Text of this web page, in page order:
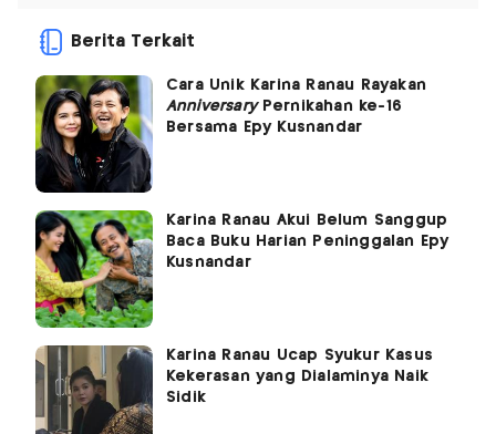
Berita Terkait
Cara Unik Karina Ranau Rayakan
AnniversaryPernikahan ke-16
Bersama Epy Kusnandar
Karina Ranau Akui Belum Sanggup
Baca Buku Harian Peninggalan Epy
Kusnandar
Karina Ranau Ucap Syukur Kasus
Kekerasan yang Dialaminya Naik
Sidik